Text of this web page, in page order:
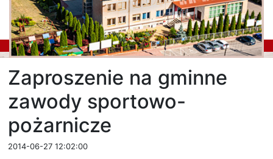
Zaproszenie na gminne
zawody sportowo-
pożarnicze
2014-06-27 12:02:00